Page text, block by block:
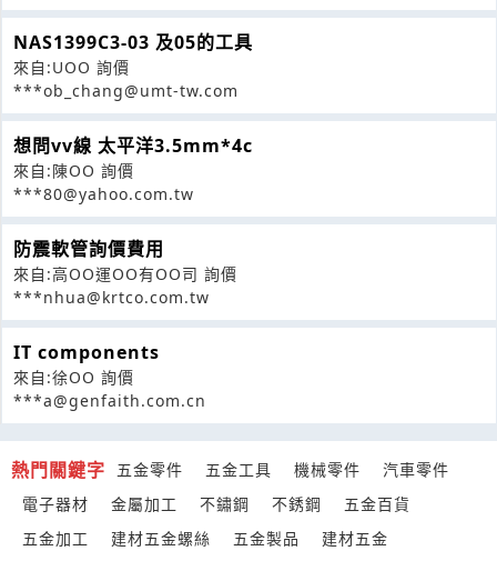
NAS1399C3-03 及05的工具
來自:UOO 詢價
***ob_chang@umt-tw.com
想問vv線 太平洋3.5mm*4c
來自:陳OO 詢價
***80@yahoo.com.tw
防震軟管詢價費用
來自:高OO運OO有OO司 詢價
***nhua@krtco.com.tw
IT components
來自:徐OO 詢價
***a@genfaith.com.cn
熱門關鍵字 五金零件 五金工具 機械零件
汽車零件
電子器材
金屬加工 不鏽鋼 不銹鋼
五金百貨
五金加工
建材五金螺絲 五金製品
建材五金